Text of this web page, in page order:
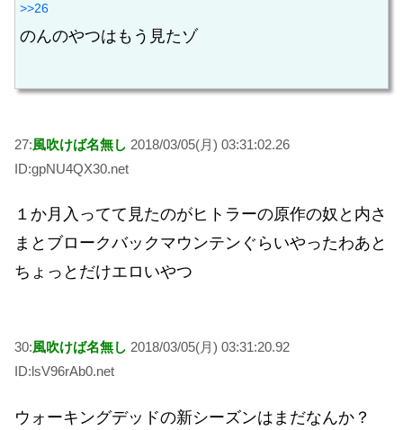
>>26
のんのやつはもう見たゾ
27:風吹けば名無し 2018/03/05(月) 03:31:02.26
ID:gpNU4QX30.net
１か月入ってて見たのがヒトラーの原作の奴と内さ
まとブロークバックマウンテンぐらいやったわあと
ちょっとだけエロいやつ
30:風吹けば名無し 2018/03/05(月) 03:31:20.92
ID:lsV96rAb0.net
ウォーキングデッドの新シーズンはまだなんか？